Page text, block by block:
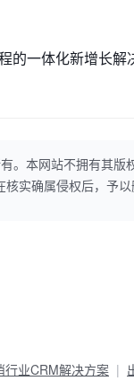
的一体化新增长解
。本网站不拥有其
实确属侵权后，予以
行业CRM解决方案